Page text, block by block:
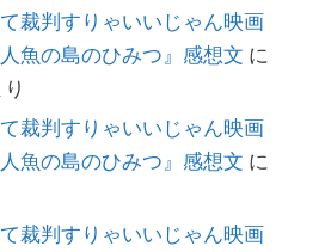
裁判すりゃいいじゃん映画
魚の島のひみつ』感想文 に
裁判すりゃいいじゃん映画
魚の島のひみつ』感想文 に
裁判すりゃいいじゃん映画